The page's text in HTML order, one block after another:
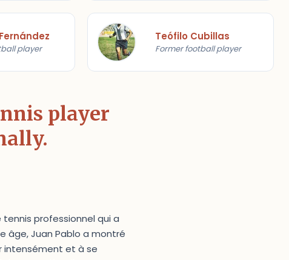
player
Teófilo Cubillas
Former football player
player
tennis professionnel qui a
âge, Juan Pablo a montré
intensément et à se